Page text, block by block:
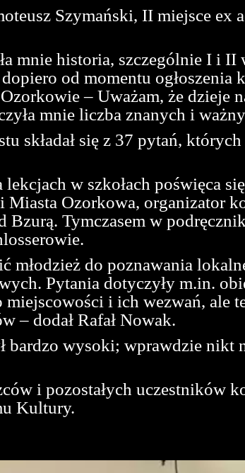
Szymański, II miejsce
mnie historia, szczególnie I i
od momentu ogłoszenia
– Uważam, że dzieje
mnie liczba znanych i
składał się z 37 pytań,
w szkołach poświęca
Ozorkowa, organizator
Tymczasem w
młodzież do poznawania
Pytania dotyczyły m.in.
miejscowości i ich wezwań,
– dodał Rafał Nowak.
bardzo wysoki; wprawdzie nikt
i pozostałych uczestników
Kultury.